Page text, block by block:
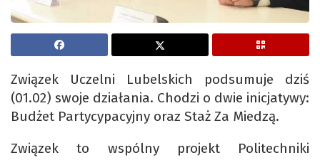
Związek Uczelni Lubelskich podsumuje dziś
(01.02) swoje działania. Chodzi o dwie inicjatywy:
Budżet Partycypacyjny oraz Staż Za Miedzą.
Związek to wspólny projekt Politechniki